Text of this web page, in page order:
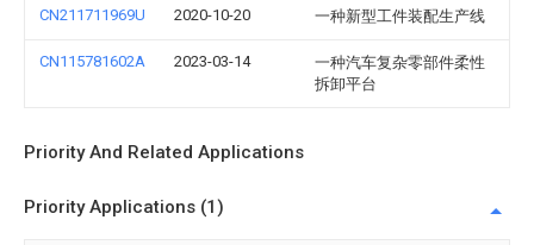
CN211711969U 2020-10-20 一种新型工件装配生产线
CN115781602A 2023-03-14
一种汽车复杂零部件柔性
拆卸平台
Priority And Related Applications
Priority Applications (1)